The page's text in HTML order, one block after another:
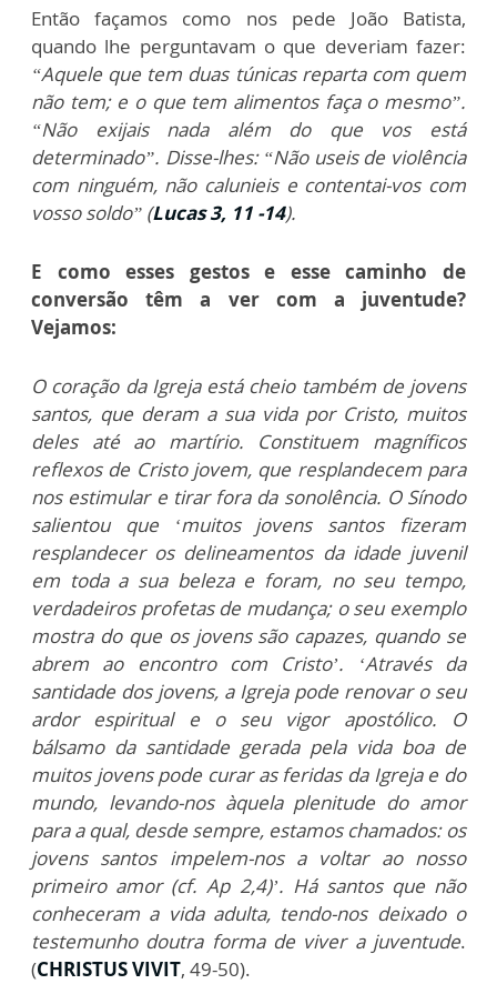
Então façamos como nos pede João Batista,
quando lhe perguntavam o que deveriam fazer:
“Aquele que tem duas túnicas reparta com quem
não tem; e o que tem alimentos faça o mesmo”.
“Não exijais nada além do que vos está
determinado”. Disse-lhes: “Não useis de violência
com ninguém, não calunieis e contentai-vos com
vosso soldo” (Lucas 3, 11 -14).
E como esses gestos e esse caminho de
conversão têm a ver com a juventude?
Vejamos:
O coração da Igreja está cheio também de jovens
santos, que deram a sua vida por Cristo, muitos
deles até ao martírio. Constituem magníficos
reflexos de Cristo jovem, que resplandecem para
nos estimular e tirar fora da sonolência. O Sínodo
salientou que ‘muitos jovens santos fizeram
resplandecer os delineamentos da idade juvenil
em toda a sua beleza e foram, no seu tempo,
verdadeiros profetas de mudança; o seu exemplo
mostra do que os jovens são capazes, quando se
abrem ao encontro com Cristo’. ‘Através da
santidade dos jovens, a Igreja pode renovar o seu
ardor espiritual e o seu vigor apostólico. O
bálsamo da santidade gerada pela vida boa de
muitos jovens pode curar as feridas da Igreja e do
mundo, levando-nos àquela plenitude do amor
para a qual, desde sempre, estamos chamados: os
jovens santos impelem-nos a voltar ao nosso
primeiro amor (cf. Ap 2,4)’. Há santos que não
conheceram a vida adulta, tendo-nos deixado o
testemunho doutra forma de viver a juventude.
(CHRISTUS VIVIT, 49-50).